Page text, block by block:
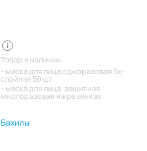
Товар в наличии:
маска для лица одноразовая 3х-
слойная 50 шт
маска для лица, защитная
многоразовая на резинках
Бахилы